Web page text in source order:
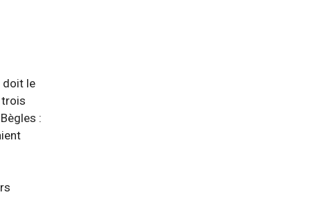
doit le
trois
: